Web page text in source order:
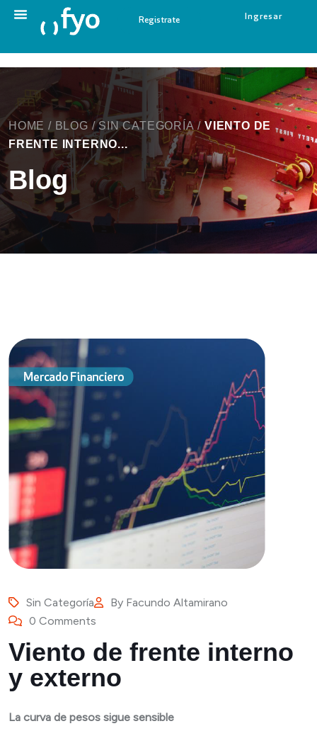
Registrate Ingresar
HOME / BLOG /SIN CATEGORÍA/VIENTO DE
FRENTE INTERNO...
Blog
Sin Categoría By Facundo Altamirano
0 Comments
Viento de frente interno
y externo
La curva de pesos sigue sensible